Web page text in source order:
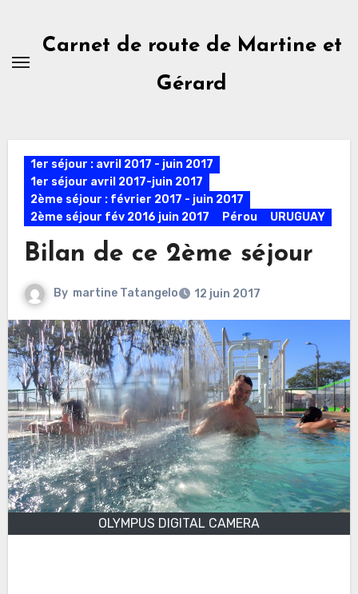
contentCarnet de route de Martine et
Gérard
1er séjour : avril 2017 - juin 2017
1er séjour avril 2017-juin 2017
2ème séjour : février 2017 - juin 2017
2ème séjour fév 2016 juin 2017
Pérou URUGUAY
Bilan de ce 2ème séjour
By martine Tatangelo 12 juin 2017
OLYMPUS DIGITAL CAMERA